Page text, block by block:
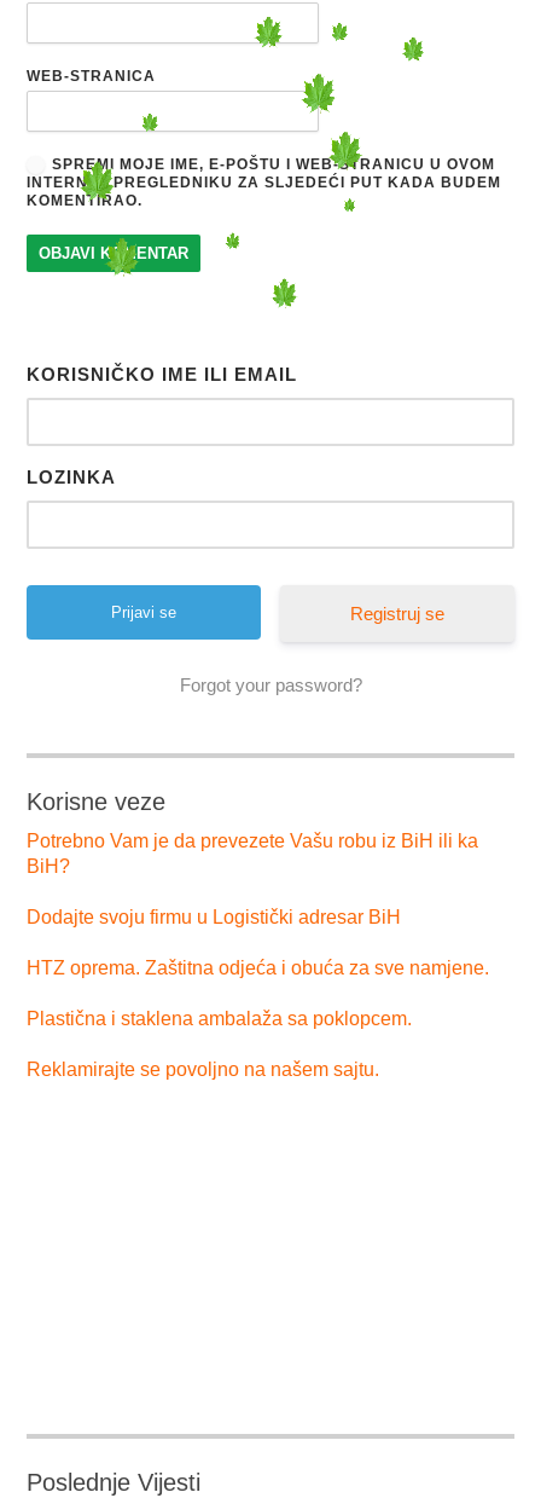
WEB-STRANICA
SPREMI MOJE IME, E-POŠTU I WEB-STRANICU U OVOM
INTERNET PREGLEDNIKU ZA SLJEDEĆI PUT KADA BUDEM
KOMENTIRAO.
KORISNIČKO IME ILI EMAIL
LOZINKA
Registruj se
Forgot your password?
Korisne veze
Potrebno Vam je da prevezete Vašu robu iz BiH ili ka
BiH?
Dodajte svoju firmu u Logistički adresar BiH
HTZ oprema. Zaštitna odjeća i obuća za sve namjene.
Plastična i staklena ambalaža sa poklopcem.
Reklamirajte se povoljno na našem sajtu.
Poslednje Vijesti